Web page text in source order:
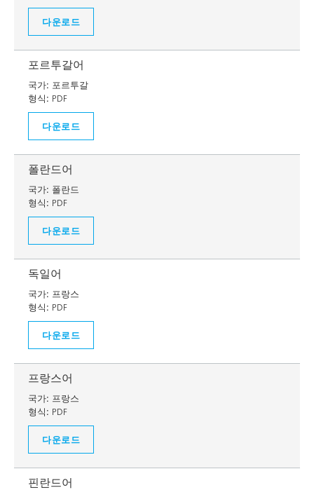
다운로드
포르투갈어
국가: 포르투갈
형식: PDF
다운로드
폴란드어
국가: 폴란드
형식: PDF
다운로드
독일어
국가: 프랑스
형식: PDF
다운로드
프랑스어
국가: 프랑스
형식: PDF
다운로드
핀란드어